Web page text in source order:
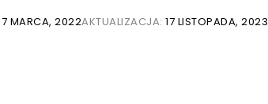
7 MARCA, 2022AKTUALIZACJA: 17 LISTOPADA, 2023